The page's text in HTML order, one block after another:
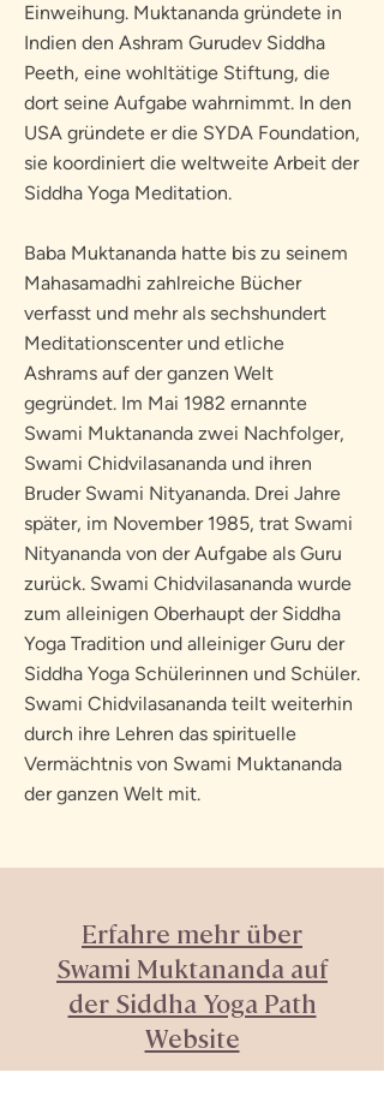
Einweihung. Muktananda gründete in
Indien den Ashram Gurudev Siddha
Peeth, eine wohltätige Stiftung, die
dort seine Aufgabe wahrnimmt. In den
USA gründete er die SYDA Foundation,
sie koordiniert die weltweite Arbeit der
Siddha Yoga Meditation.
Baba Muktananda hatte bis zu seinem
Mahasamadhi zahlreiche Bücher
verfasst und mehr als sechshundert
Meditationscenter und etliche
Ashrams auf der ganzen Welt
gegründet. Im Mai 1982 ernannte
Swami Muktananda zwei Nachfolger,
Swami Chidvilasananda und ihren
Bruder Swami Nityananda. Drei Jahre
später, im November 1985, trat Swami
Nityananda von der Aufgabe als Guru
zurück. Swami Chidvilasananda wurde
zum alleinigen Oberhaupt der Siddha
Yoga Tradition und alleiniger Guru der
Siddha Yoga Schülerinnen und Schüler.
Swami Chidvilasananda teilt weiterhin
durch ihre Lehren das spirituelle
Vermächtnis von Swami Muktananda
der ganzen Welt mit.
Erfahre mehr über
Swami Muktananda auf
der Siddha Yoga Path
Website